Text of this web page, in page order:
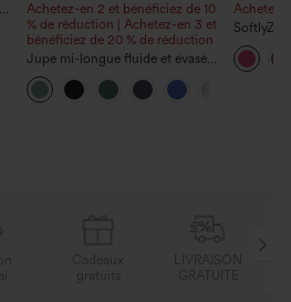
Achetez-en 2 et bénéficiez de 10
% de réduction | Achetez-en 3 et
bénéficiez de 20 % de réduction
Jupe mi-longue fluide et évasée,
taille haute à cordon,
empiècement en mesh
contrastant, poche 2-en-1, style
Achetez-
peluche
Facile